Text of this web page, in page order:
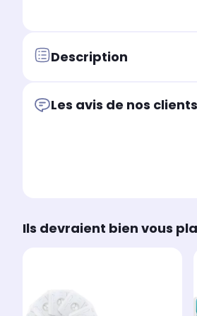
Description
Les avis de nos clients
Ils devraient bien vous